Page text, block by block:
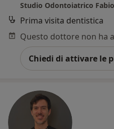
Studio Odontoiatrico
Prima visita dentistica
Chiedi di attivare le